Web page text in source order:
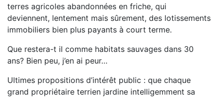
terres agricoles abandonnées en friche, qui
deviennent, lentement mais sûrement, des lotissements
immobiliers bien plus payants à court terme.
Que restera-t il comme habitats sauvages dans 30
ans? Bien peu, j’en ai peur…
Ultimes propositions d’intérêt public : que chaque
grand propriétaire terrien jardine intelligemment sa